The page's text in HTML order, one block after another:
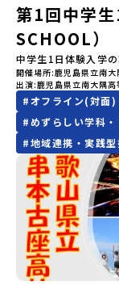
ビジョンを掲げ、
す。日本全国約200
越えて生徒一人ひと
過ごすことができる
教育事業や地域活性
団法人地域・教育魅
者：岩本 悠所在地
みらいBASE2階 そ
お問い合わせ先担
ためし地域留学体験
中！ぜひご登録く
ます。当選者は、メ
以内に回答いただき
ていただきます。当
い場合は、当選を取
あった場合は、繰り
メールアドレスの変
LINEよりご連絡を
知メールをお受け
「@miratabi.jp」か
します。※結果に関
ので、ご了承くだ
限りです。PC・ス
変更はできません
注意ください。・
いただく予定です。
レルギー対応希望
要な場合は必ず事
なくなった場合に
日 時： 6月9日日(
ろ？プログラム詳細
mirai.jp/events/
けど大丈夫？」「ど
や、中学生のみなさ
す。チャットでの質
してご参加くださ
規約への同意プログ
込みに関する各規約
い。・抽選による参
ら抽選の上、締め
ただいたメールア
ます。当選者は、メ
内に回答いただき、
いただきます。当選
場合は、当選を取
った場合は、繰り
ールアドレスの変
ークを楽しむことが
躍する高校生と一緒
を楽しみ、高校での
会！この地域でしか
🎵体験のおすすめポ
（PM）「オリエン
平市の自然を知る -
ンで夕食」「1日目
（AM）「平舘（た
よう「郷土料理・
（PM）「“八幡平市”体感ワ
り -学校周辺散策「ペンションで夕食」「2日目の振り返り」 -みん
なで振り返り対話＜
り返りワークショ
返り「お土産・昼
てプログラムを変
岩手県八幡平市【
確定した方には7
ンラインセッショ
いたします。今回の
う）」北海道の東に
4,600人の町。東の
しりとう）、西には
れとこはんとう）、
（のつけはんとう）
広がる牛の酪農（ら
物が豊かな町です！
有名。江戸時代には
産」に登録されてい
とともに人々の豊
ら、人々の間で大
山・海・川がもた
も息づく「命の循環
の伝統産業や、雄大
の営みの一部とし
は、地域と連携し
すすめの一つです
第1回中学
SCHOOL）
中学生1日体験入学
開催場所 鹿児島県立南大
出演 鹿児島県立南大隅高
#オフライン(対面)
#めずらしい学科・
#地域連携・実践